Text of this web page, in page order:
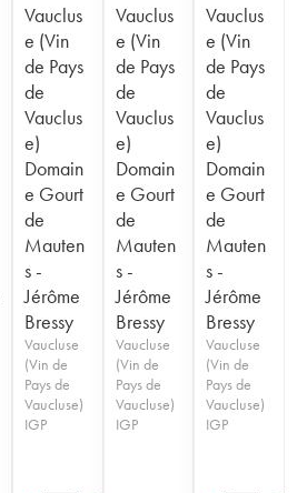
Vauclus
e (Vin
de Pays
de
Vauclus
e)
Domain
e Gourt
de
Mauten
s -
Jérôme
Bressy
Vaucluse
(Vin de
Pays de
Vaucluse)
IGP
Vauclus
e (Vin
de Pays
de
Vauclus
e)
Domain
e Gourt
de
Mauten
s -
Jérôme
Bressy
Vaucluse
(Vin de
Pays de
Vaucluse)
IGP
Vauclus
e (Vin
de Pays
de
Vauclus
e)
Domain
e Gourt
de
Mauten
s -
Jérôme
Bressy
Vaucluse
(Vin de
Pays de
Vaucluse)
IGP